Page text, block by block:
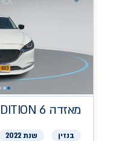
מאזדה 6
בנזין שנת 2022